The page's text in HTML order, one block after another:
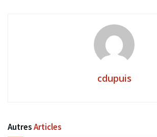
cdupuis
AutresArticles